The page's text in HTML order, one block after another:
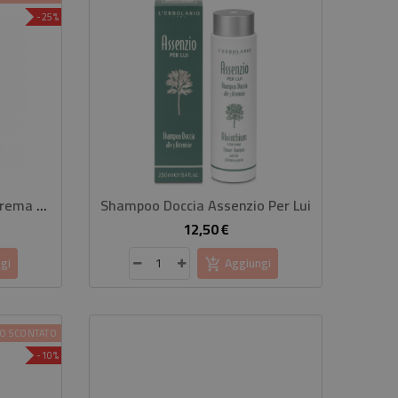
-25%
GUAM - Inthenso Effect Crema Snellente Menopausa
-10%
SCONTATO
Shampoo Doccia Assenzio Per Lui
12,50 €Prezzo
Aggiungi